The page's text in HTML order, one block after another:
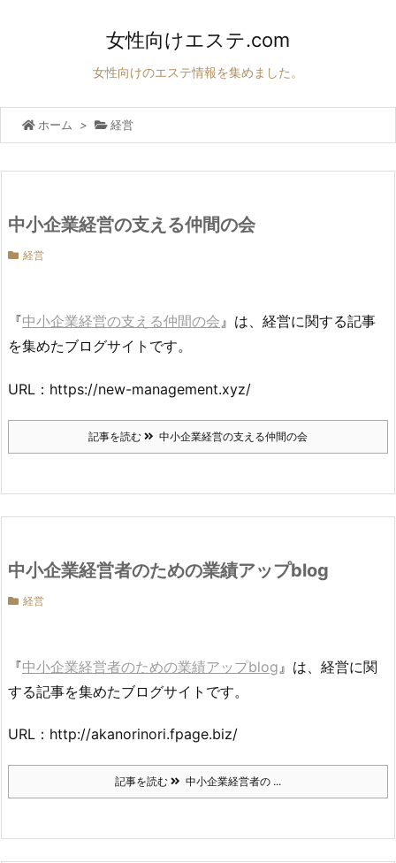
女性向けエステ.com
女性向けのエステ情報を集めました。
ホーム > 経営
中小企業経営の支える仲間の会
経営
『中小企業経営の支える仲間の会』は、経営に関する記事
を集めたブログサイトです。
URL：https://new-management.xyz/
記事を読む 中小企業経営の支える仲間の会
中小企業経営者のための業績アップblog
経営
『中小企業経営者のための業績アップblog 』は、経営に関
する記事を集めたブログサイトです。
URL：http://akanorinori.fpage.biz/
記事を読む 中小企業経営者の ...